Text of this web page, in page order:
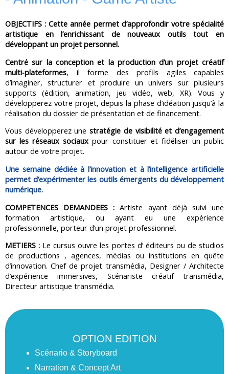
OBJECTIFS :Cette année permet d’approfondir votre spécialité
artistique en l’enrichissant de nouveaux outils tout en
développant un projet personnel.
Centré sur la conception et la production d’un projet créatif
multi‑plateformes, il forme des profils agiles capables
d’imaginer, structurer et produire un univers sur plusieurs
supports (édition, animation, jeu vidéo, web, XR). Vous y
développerez votre projet, depuis la phase d’idéation jusqu’à la
réalisation du dossier de présentation et de financement.
Vous développerez unestratégie de visibilité et d’engagement
sur les réseaux sociaux pour constituer et fidéliser un public
autour de votre projet.
Une semaine dédiée à l’innovation et à l’intelligence artificielle
permet d’expérimenter les outils émergents du développement
numérique.
COMPETENCES DEMANDEES :Artiste ayant déjà suivi une
formation artistique, ou ayant eu une expérience
professionnelle, porteur d’un projet professionnel.
METIERS : Le cursus ouvre les portes d’ éditeurs ou de studios
de productions , agences, médias ou institutions en quête
d’innovation. Chef de projet transmédia, Designer / Architecte
d’expérience immersives, Scénariste créatif transmédia,
Directeur artistique transmédia.
OPTION EDITION
Scénario & Storyboard
Narration & Concept Art